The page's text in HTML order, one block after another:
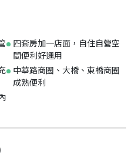
四套房加一店面，自住自營空
間便利好運用
中華路商圈、大橋、東橋商圈
成熟便利